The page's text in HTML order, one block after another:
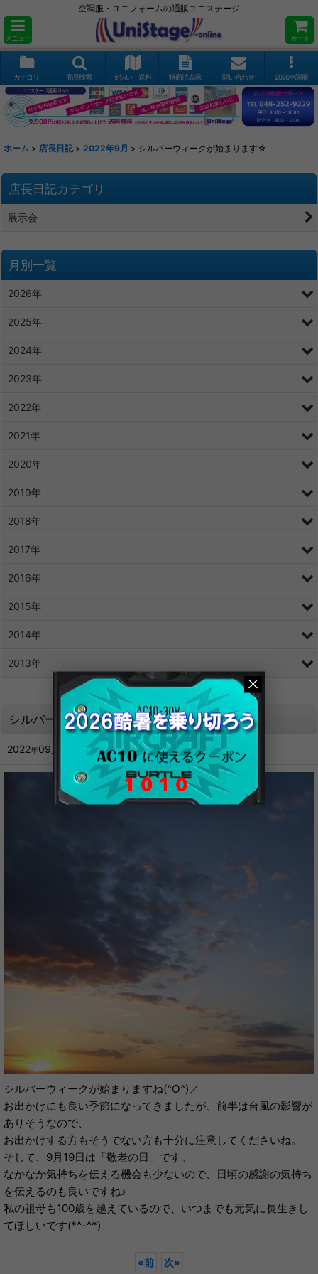
空調服・ユニフォームの通販ユニステージ
メニュー カート
カテゴリ 商品検索 支払い・送料 特商法表示 問い合わせ 2026空調服
ホーム > 店長日記 > 2022年9月 > シルバーウィークが始まります☆
シルバーウィークが始まります☆
2022年09
シルバーウィークが始まりますね(^O^)／
お出かけにも良い季節になってきましたが、前半は台風の影響が
ありそうなので、
お出かけする方もそうでない方も十分に注意してくださいね。
そして、9月19日は「敬老の日」です。
なかなか気持ちを伝える機会も少ないので、日頃の感謝の気持ち
を伝えるのも良いですね♪
私の祖母も100歳を越えているので、いつまでも元気に長生きし
てほしいです(*^-^*)
«前 次»
店長日記カテゴリ
展示会
月別一覧
2026年
2025年
2024年
2023年
2022年
2021年
2020年
2019年
2018年
2017年
2016年
2015年
2014年
2013年